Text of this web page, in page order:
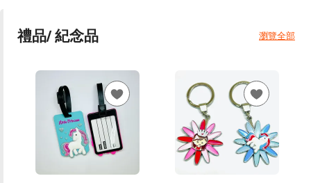
禮品/ 紀念品 瀏覽全部